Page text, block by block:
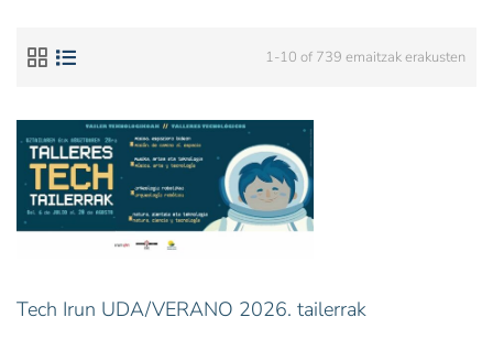
1-10 of 739 emaitzak erakusten
Tech Irun UDA/VERANO 2026. tailerrak